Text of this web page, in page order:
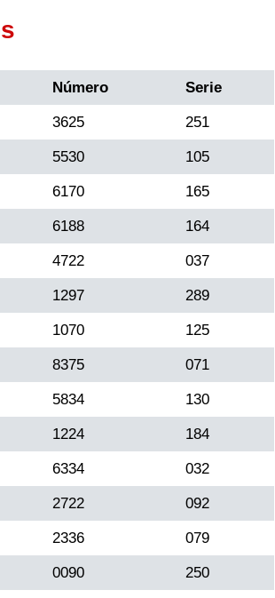
Número Serie
3625 251
5530 105
6170 165
6188 164
4722 037
1297 289
1070 125
8375 071
5834 130
1224 184
6334 032
2722 092
2336 079
0090 250